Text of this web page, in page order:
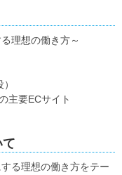
理想の働き方～
主要ECサイト
る理想の働き方をテー